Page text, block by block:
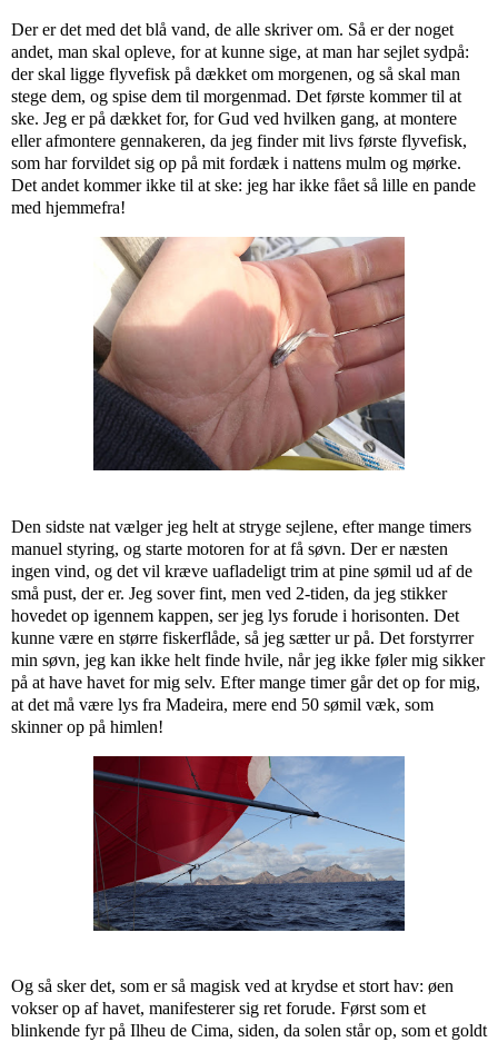
Der er det med det blå vand, de alle skriver om. Så er der noget
andet, man skal opleve, for at kunne sige, at man har sejlet sydpå:
der skal ligge flyvefisk på dækket om morgenen, og så skal man
stege dem, og spise dem til morgenmad. Det første kommer til at
ske. Jeg er på dækket for, for Gud ved hvilken gang, at montere
eller afmontere gennakeren, da jeg finder mit livs første flyvefisk,
som har forvildet sig op på mit fordæk i nattens mulm og mørke.
Det andet kommer ikke til at ske: jeg har ikke fået så lille en pande
med hjemmefra!
Den sidste nat vælger jeg helt at stryge sejlene, efter mange timers
manuel styring, og starte motoren for at få søvn. Der er næsten
ingen vind, og det vil kræve uafladeligt trim at pine sømil ud af de
små pust, der er. Jeg sover fint, men ved 2-tiden, da jeg stikker
hovedet op igennem kappen, ser jeg lys forude i horisonten. Det
kunne være en større fiskerflåde, så jeg sætter ur på. Det forstyrrer
min søvn, jeg kan ikke helt finde hvile, når jeg ikke føler mig sikker
på at have havet for mig selv. Efter mange timer går det op for mig,
at det må være lys fra Madeira, mere end 50 sømil væk, som
skinner op på himlen!
Og så sker det, som er så magisk ved at krydse et stort hav: øen
vokser op af havet, manifesterer sig ret forude. Først som et
blinkende fyr på Ilheu de Cima, siden, da solen står op, som et goldt